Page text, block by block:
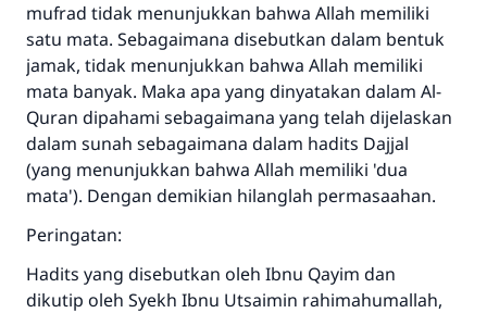
mufrad tidak menunjukkan bahwa Allah memiliki
satu mata. Sebagaimana disebutkan dalam bentuk
jamak, tidak menunjukkan bahwa Allah memiliki
mata banyak. Maka apa yang dinyatakan dalam Al-
Quran dipahami sebagaimana yang telah dijelaskan
dalam sunah sebagaimana dalam hadits Dajjal
(yang menunjukkan bahwa Allah memiliki 'dua
mata'). Dengan demikian hilanglah permasaahan.
Peringatan:
Hadits yang disebutkan oleh Ibnu Qayim dan
dikutip oleh Syekh Ibnu Utsaimin rahimahumallah,